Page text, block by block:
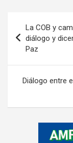
de
entradas
La COB y
diálogo y
Paz
Diálogo entre